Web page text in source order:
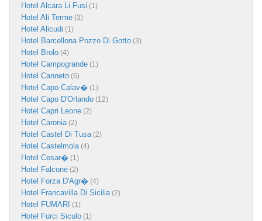
Hotel Alcara Li Fusi (1)
Hotel Ali Terme (3)
Hotel Alicudi (1)
Hotel Barcellona Pozzo Di Gotto (3)
Hotel Brolo (4)
Hotel Campogrande (1)
Hotel Canneto (6)
Hotel Capo Calav� (1)
Hotel Capo D'Orlando (12)
Hotel Capri Leone (2)
Hotel Caronia(2)
Hotel Castel Di Tusa(2)
Hotel Castelmola(4)
Hotel Cesar� (1)
Hotel Falcone (2)
Hotel Forza D'Agr� (4)
Hotel Francavilla Di Sicilia(2)
Hotel FUMARI (1)
Hotel Furci Siculo (1)